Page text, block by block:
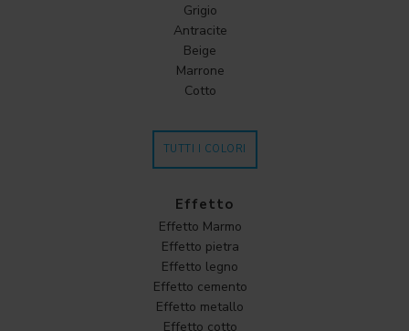
Grigio
Antracite
Beige
Marrone
Cotto
TUTTI I COLORI
Effetto
Effetto Marmo
Effetto pietra
Effetto legno
Effetto cemento
Effetto metallo
Effetto cotto